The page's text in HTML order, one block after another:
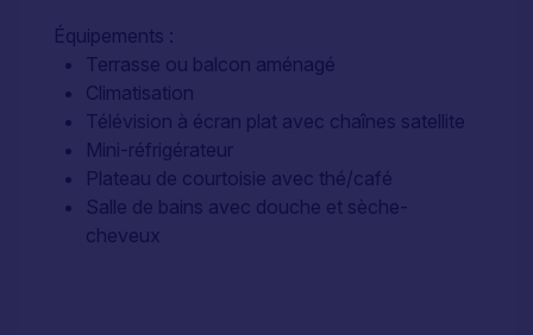
Équipements :
Terrasse ou balcon aménagé
Climatisation
Télévision à écran plat avec chaînes satellite
Mini-réfrigérateur
Plateau de courtoisie avec thé/café
Salle de bains avec douche et sèche-
cheveux